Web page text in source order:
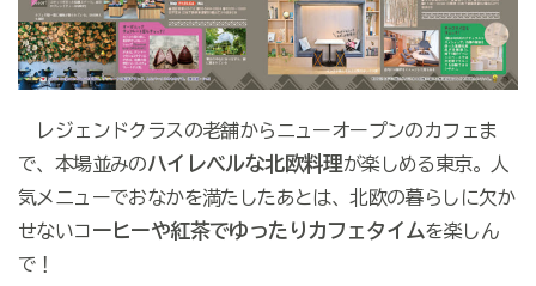
レジェンドクラスの老舗からニューオープンのカフェま
で、本場並みのハイレベルな北欧料理が楽しめる東京。人
気メニューでおなかを満たしたあとは、北欧の暮らしに欠か
せないコ ーヒーや紅茶でゆったりカフェタイムを楽しん
で！